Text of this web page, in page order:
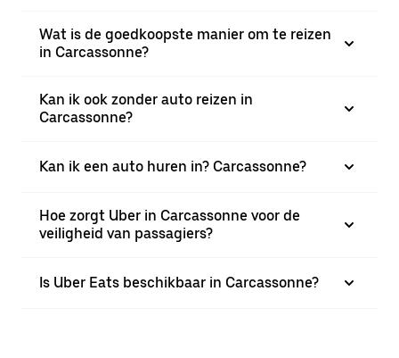
Wat is de goedkoopste manier om te reizen
in Carcassonne?
Kan ik ook zonder auto reizen in
Carcassonne?
Kan ik een auto huren in? Carcassonne?
Hoe zorgt Uber in Carcassonne voor de
veiligheid van passagiers?
Is Uber Eats beschikbaar in Carcassonne?